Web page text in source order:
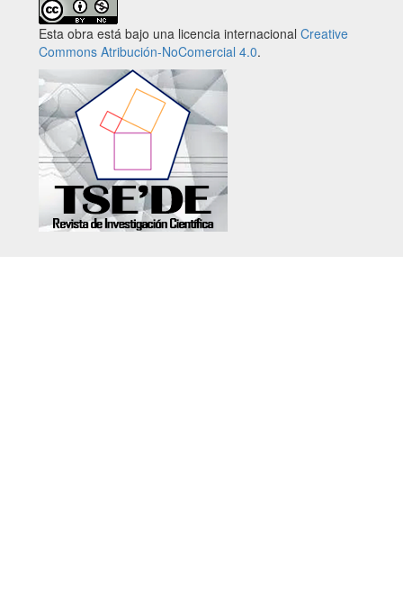
Esta obra está bajo una licencia internacional Creative
Commons Atribución-NoComercial 4.0.